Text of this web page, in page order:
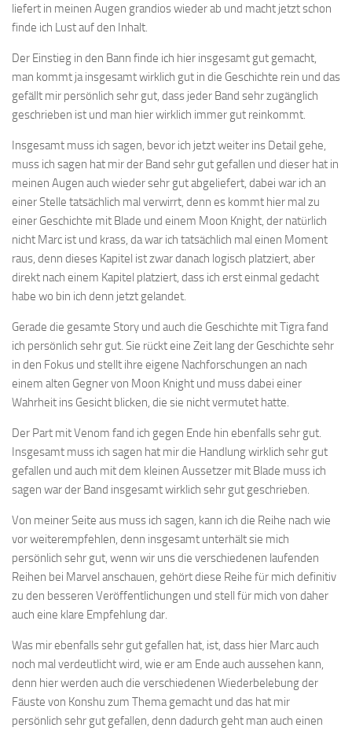
liefert in meinen Augen grandios wieder ab und macht jetzt schon
finde ich Lust auf den Inhalt.
Der Einstieg in den Bann finde ich hier insgesamt gut gemacht,
man kommt ja insgesamt wirklich gut in die Geschichte rein und das
gefällt mir persönlich sehr gut, dass jeder Band sehr zugänglich
geschrieben ist und man hier wirklich immer gut reinkommt.
Insgesamt muss ich sagen, bevor ich jetzt weiter ins Detail gehe,
muss ich sagen hat mir der Band sehr gut gefallen und dieser hat in
meinen Augen auch wieder sehr gut abgeliefert, dabei war ich an
einer Stelle tatsächlich mal verwirrt, denn es kommt hier mal zu
einer Geschichte mit Blade und einem Moon Knight, der natürlich
nicht Marc ist und krass, da war ich tatsächlich mal einen Moment
raus, denn dieses Kapitel ist zwar danach logisch platziert, aber
direkt nach einem Kapitel platziert, dass ich erst einmal gedacht
habe wo bin ich denn jetzt gelandet.
Gerade die gesamte Story und auch die Geschichte mit Tigra fand
ich persönlich sehr gut. Sie rückt eine Zeit lang der Geschichte sehr
in den Fokus und stellt ihre eigene Nachforschungen an nach
einem alten Gegner von Moon Knight und muss dabei einer
Wahrheit ins Gesicht blicken, die sie nicht vermutet hatte.
Der Part mit Venom fand ich gegen Ende hin ebenfalls sehr gut.
Insgesamt muss ich sagen hat mir die Handlung wirklich sehr gut
gefallen und auch mit dem kleinen Aussetzer mit Blade muss ich
sagen war der Band insgesamt wirklich sehr gut geschrieben.
Von meiner Seite aus muss ich sagen, kann ich die Reihe nach wie
vor weiterempfehlen, denn insgesamt unterhält sie mich
persönlich sehr gut, wenn wir uns die verschiedenen laufenden
Reihen bei Marvel anschauen, gehört diese Reihe für mich definitiv
zu den besseren Veröffentlichungen und stell für mich von daher
auch eine klare Empfehlung dar.
Was mir ebenfalls sehr gut gefallen hat, ist, dass hier Marc auch
noch mal verdeutlicht wird, wie er am Ende auch aussehen kann,
denn hier werden auch die verschiedenen Wiederbelebung der
Fäuste von Konshu zum Thema gemacht und das hat mir
persönlich sehr gut gefallen, denn dadurch geht man auch einen